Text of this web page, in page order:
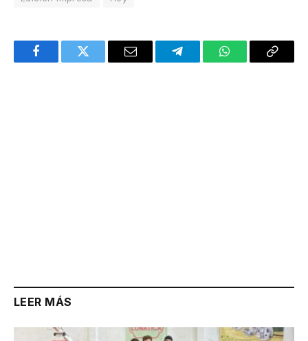
FacebookTwitter Email TelegramWhatsAppCopy
LEER MÁS